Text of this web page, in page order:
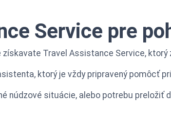
Service pre
Travel Assistance Service,
ktorý je vždy pripravený pomôcť
núdzové situácie, alebo potrebu preložiť